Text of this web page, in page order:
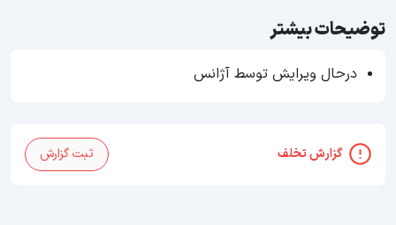
توضیحات بیشتر
درحال ویرایش توسط آژانس
گزارش تخلف ثبت گزارش